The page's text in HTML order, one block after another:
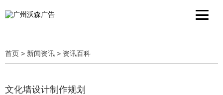
首页 > 新闻资讯 > 资讯百科
文化墙设计制作规划